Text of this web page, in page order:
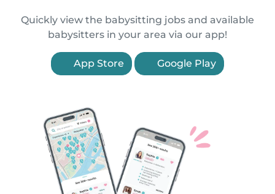
Quickly view the babysitting jobs and available
babysitters in your area via our app!
App Store Google Play